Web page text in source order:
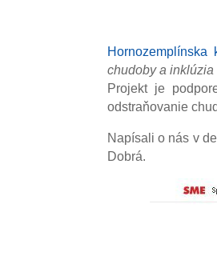
Hornozemplínska
chudoby a inklúzia
Projekt je
odstraňovanie
Napísali o nás v
Dobrá.